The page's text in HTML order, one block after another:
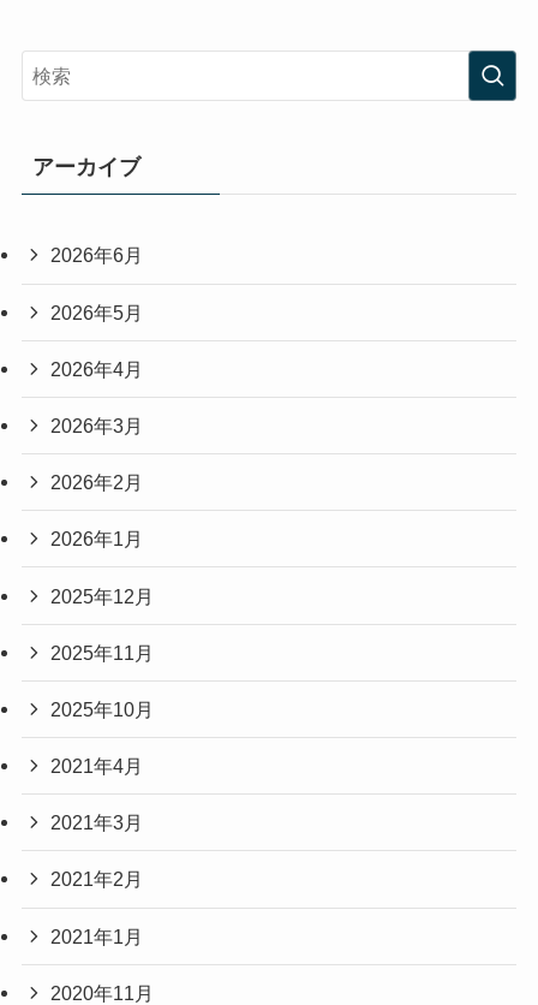
アーカイブ
2026年6月
2026年5月
2026年4月
2026年3月
2026年2月
2026年1月
2025年12月
2025年11月
2025年10月
2021年4月
2021年3月
2021年2月
2021年1月
2020年11月